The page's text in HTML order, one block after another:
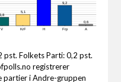
3,8
5,1
9,2
0,6
V KrF H Frp A
Folkets Parti: 0,2 pst.
registrerer
partier i Andre-gruppen